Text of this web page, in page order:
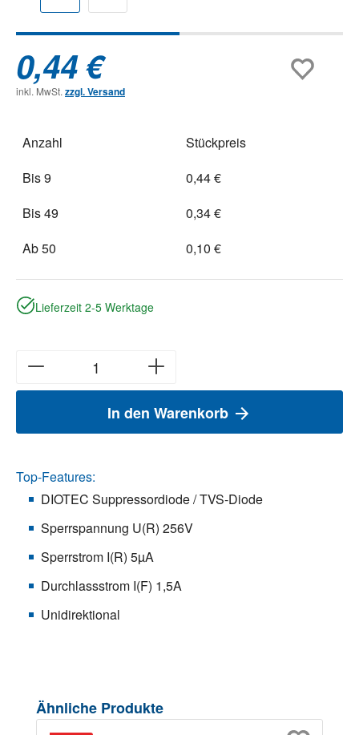
0,44 €
inkl. MwSt. zzgl. Versand
Anzahl
Stückpreis
Bis9
0,44 €
Bis49
0,34 €
Ab50 0,10 €
Lieferzeit 2-5 Werktage
In den Warenkorb
Top-Features:
DIOTEC Suppressordiode / TVS-Diode
Sperrspannung U(R) 256V
Sperrstrom I(R) 5µA
Durchlassstrom I(F) 1,5A
Unidirektional
Produktgalerie überspringen
Ähnliche Produkte